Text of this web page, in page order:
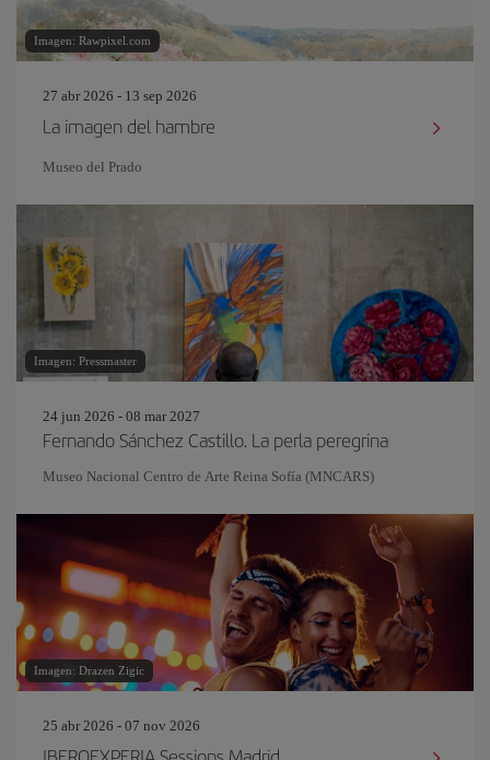
Imagen: Rawpixel.com
27 abr 2026 - 13 sep 2026
La imagen del hambre
Museo del Prado
Imagen: Pressmaster
24 jun 2026 - 08 mar 2027
Fernando Sánchez Castillo. La perla peregrina
Museo Nacional Centro de Arte Reina Sofía (MNCARS)
Imagen: Drazen Zigic
25 abr 2026 - 07 nov 2026